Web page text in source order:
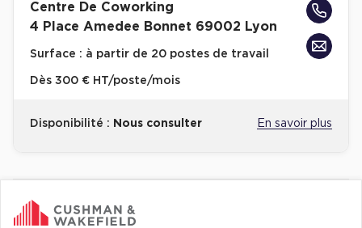
Centre De Coworking
4 Place Amedee Bonnet 69002 Lyon
Surface : à partir de 20 postes de travail
Dès 300 € HT/poste/mois
Disponibilité : Nous consulter En savoir plus
Revenir à l'accueil -